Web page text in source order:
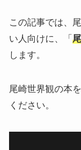
この記事では、
い人向けに、「
します。
尾崎世界観の本
ください。